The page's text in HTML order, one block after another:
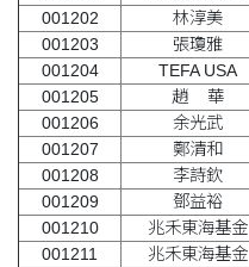
001202
林淳美
001203
張瓊雅
001204
TEFA USA
001205
趙 華
001206
余光武
001207
鄭清和
001208
李詩欽
001209
鄧益裕
001210
兆禾東海基金
001211
兆禾東海基金